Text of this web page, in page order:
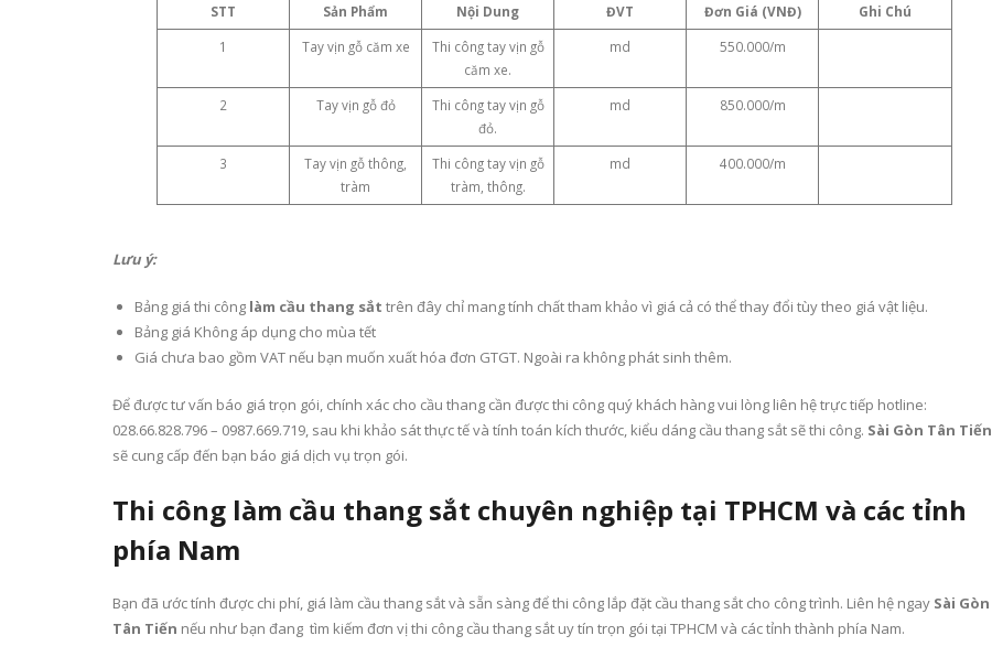
STT Sản Phẩm Nội Dung ĐVT Đơn Giá (VNĐ)
Ghi Chú
1
Tay vịn gỗ căm xe
Thi công tay vịn gỗ
căm xe.
md 550.000/m
2 Tay vịn gỗ đỏ
Thi công tay vịn gỗ
đỏ.
md 850.000/m
3
Tay vịn gỗ thông,
tràm
Thi công tay vịn gỗ
tràm, thông.
md 400.000/m
Lưu ý:
Bảng giá thi công làm cầu thang sắt trên đây chỉ mang tính chất tham khảo vì giá cả có thể thay đổi tùy theo giá vật liệu.
Bảng giá Không áp dụng cho mùa tết
Giá chưa bao gồm VAT nếu bạn muốn xuất hóa đơn GTGT. Ngoài ra không phát sinh thêm.
Để được tư vấn báo giá trọn gói, chính xác cho cầu thang cần được thi công quý khách hàng vui lòng liên hệ trực tiếp hotline:
028.66.828.796 – 0987.669.719, sau khi khảo sát thực tế và tính toán kích thước, kiểu dáng cầu thang sắt sẽ thi công. Sài Gòn Tân Tiến
sẽ cung cấp đến bạn báo giá dịch vụ trọn gói.
Thi công làm cầu thang sắt chuyên nghiệp tại TPHCM và các tỉnh
phía Nam
Bạn đã ước tính được chi phí, giá làm cầu thang sắt và sẵn sàng để thi công lắp đặt cầu thang sắt cho công trình. Liên hệ ngay Sài Gòn
Tân Tiến nếu như bạn đang tìm kiếm đơn vị thi công cầu thang sắt uy tín trọn gói tại TPHCM và các tỉnh thành phía Nam.